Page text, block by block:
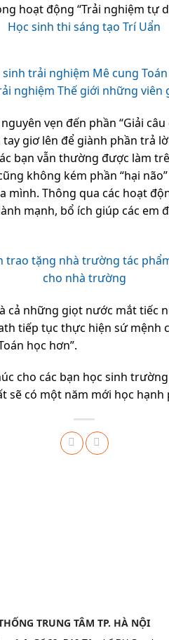
hoạt động “Trải nghiệm tự
Học sinh thi sáng tạo Trí Uẩn
sinh trải nghiệm Mê cung
nghiệm Thế giới những viên
vẹn đến phần “Giải
giơ lên để giành phần trả
bạn vẫn thường được làm
không kém phần “hại
mình. Thông qua các hoạt
mạnh, bổ ích giúp các em
trao tặng nhà trường tác
cho nhà trường
cả những giọt nước mắt tiếc
tiếp tục thực hiện sứ mệnh
học hơn”.
cho các bạn học sinh
sẽ có một năm mới học
TRUNG TÂM TP. HÀ NỘI